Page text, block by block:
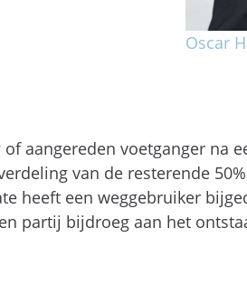
Oscar
of aangereden voetganger na
van de resterende
heeft een weggebruiker
partij bijdroeg aan het